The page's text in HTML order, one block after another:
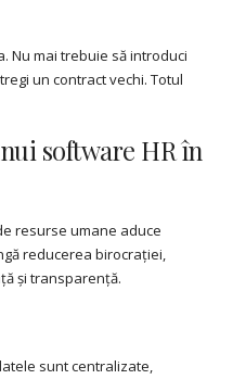
Nu mai trebuie să introduci
un contract vechi. Totul
software HR în
resurse umane aduce
reducerea birocrației,
și transparență.
sunt centralizate,